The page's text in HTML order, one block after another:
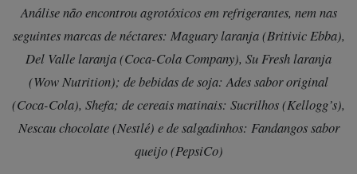
Análise não encontrou agrotóxicos em refrigerantes, nem nas
seguintes marcas de néctares: Maguary laranja (Britivic Ebba),
Del Valle laranja (Coca-Cola Company), Su Fresh laranja
(Wow Nutrition); de bebidas de soja: Ades sabor original
(Coca-Cola), Shefa; de cereais matinais: Sucrilhos (Kellogg’s),
Nescau chocolate (Nestlé) e de salgadinhos: Fandangos sabor
queijo (PepsiCo)